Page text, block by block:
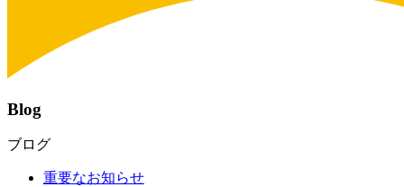
Blog
ブログ
重要なお知らせ